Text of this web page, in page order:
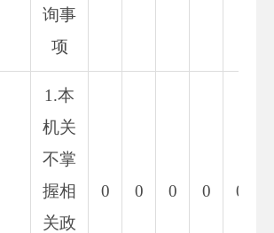
询事
项
1.本
机关
不掌
握相
关政
0 0 0 0 0